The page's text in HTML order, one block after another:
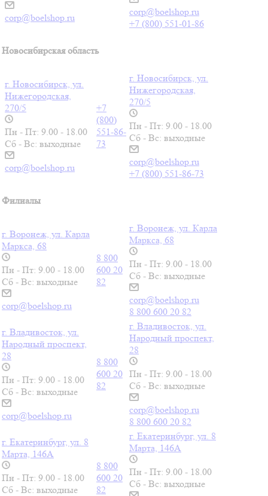
corp@boelshop.ru
corp@boelshop.ru
+7 (800) 551-01-86
Новосибирская область
г. Новосибирск, ул.
Нижегородская,
270/5
Пн - Пт: 9.00 - 18.00
Сб - Вс: выходные
corp@boelshop.ru
+7
(800)
551-86-
73
г. Новосибирск, ул.
Нижегородская,
270/5
Пн - Пт: 9.00 - 18.00
Сб - Вс: выходные
corp@boelshop.ru
+7 (800) 551-86-73
Филиалы
г. Воронеж, ул. Карла
Маркса, 68
Пн - Пт: 9.00 - 18.00
Сб - Вс: выходные
corp@boelshop.ru
8 800
600 20
82
г. Воронеж, ул. Карла
Маркса, 68
Пн - Пт: 9.00 - 18.00
Сб - Вс: выходные
corp@boelshop.ru
8 800 600 20 82
г. Владивосток, ул.
Народный проспект,
28
Пн - Пт: 9.00 - 18.00
Сб - Вс: выходные
corp@boelshop.ru
8 800
600 20
82
г. Владивосток, ул.
Народный проспект,
28
Пн - Пт: 9.00 - 18.00
Сб - Вс: выходные
corp@boelshop.ru
8 800 600 20 82
г. Екатеринбург, ул. 8
Марта, 146А
Пн - Пт: 9.00 - 18.00
Сб - Вс: выходные
8 800
600 20
82
г. Екатеринбург, ул. 8
Марта, 146А
Пн - Пт: 9.00 - 18.00
Сб - Вс: выходные